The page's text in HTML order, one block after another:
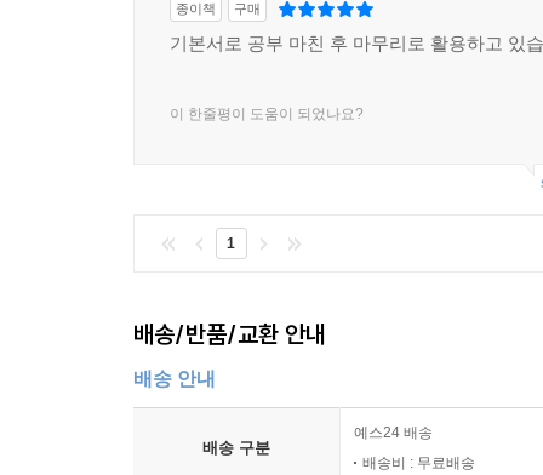
종이책 구매
기본서로 공부 마친 후 마무리로 활용하고 있
이 한줄평이 도움이 되었나요?
1
배송/반품/교환 안내
배송 안내
배송 구분
예스24 배송
배송비 : 무료배송